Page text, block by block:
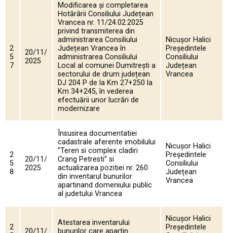
2
5
7
20/11/
2025
Modificarea și completarea
Hotărârii Consiliului Județean
Vrancea nr. 11/24.02.2025
privind transmiterea din
administrarea Consiliului
Județean Vrancea în
administrarea Consiliului
Local al comunei Dumitrești a
sectorului de drum județean
DJ 204 P de la Km 27+250 la
Km 34+245, în vederea
efectuării unor lucrări de
modernizare
Nicușor Halici
Președintele
Consiliului
Județean
Vrancea
2
5
8
20/11/
2025
Însusirea documentatiei
cadastrale aferente imobilului
“Teren si complex cladiri
Crang Petresti” si
actualizarea pozitiei nr. 260
din inventarul bunurilor
apartinand domeniului public
al judetului Vrancea
Nicușor Halici
Președintele
Consiliului
Județean
Vrancea
2
20/11/
Atestarea inventarului
bunurilor care apartin
Nicușor Halici
Președintele